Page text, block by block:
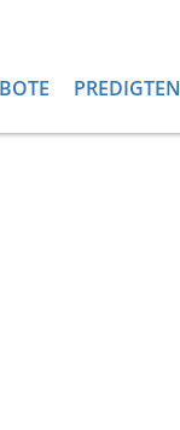
PREDIGTEN